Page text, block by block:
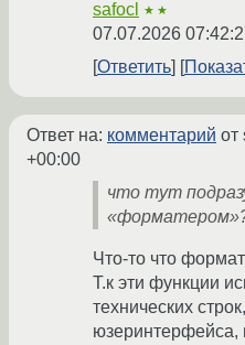
safocl ★★
07.07.2026
Ответить
Ответ на: комментарий от
+00:00
что тут
Что-то что
Т.к эти функции
технических
юзеринтерфейса,